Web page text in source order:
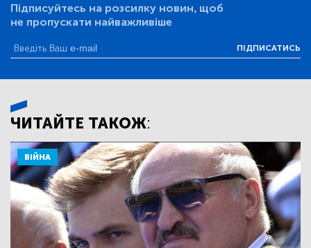
Підписуйтесь на розсилку новин, щоб
не пропускати найважливіше
ПІДПИСАТИСЬ
ЧИТАЙТЕ ТАКОЖ:
ВІЙНА